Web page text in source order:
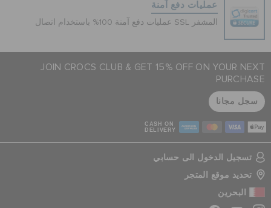
عمليات دفع آمنة
عمليات دفع آمنة 100% باستخدام اتصال SSL المشفر
JOIN CROCS CLUB & GET 15% OFF ON YOUR NEXT
PURCHASE
سجل مجانا
CASH ON
DELIVERY
تسجيل الدخول الى حسابي
تحديد موقع المتجر
البحرين